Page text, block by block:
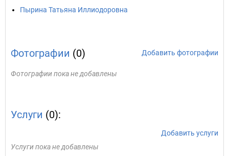
Пырина Татьяна Иллиодоровна
Фотографии (0) Добавить фотографии
Фотографии пока не добавлены
Услуги (0):
Добавить услуги
Услуги пока не добавлены